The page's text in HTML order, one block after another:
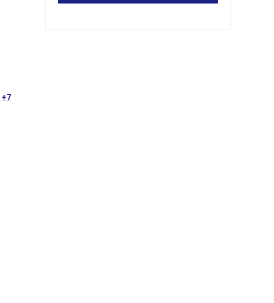
+7